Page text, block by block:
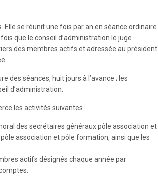
se réunit une fois par an en séance ordinaire.
que le conseil d’administration le juge
des membres actifs et adressée au président
des séances, huit jours à l’avance ; les
d’administration.
les activités suivantes :
des secrétaires généraux pôle association et
association et pôle formation, ainsi que les
actifs désignés chaque année par